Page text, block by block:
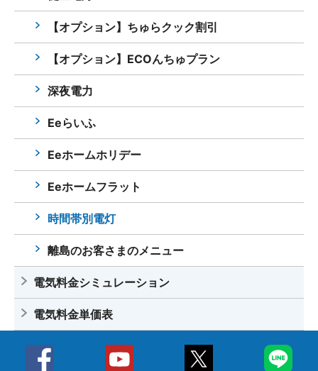
【オプション】ちゅらクック割引
【オプション】ECOんちゅプラン
深夜電力
Eeらいふ
Eeホームホリデー
Eeホームフラット
時間帯別電灯
離島のお客さまのメニュー
電気料金シミュレーション
電気料金単価表